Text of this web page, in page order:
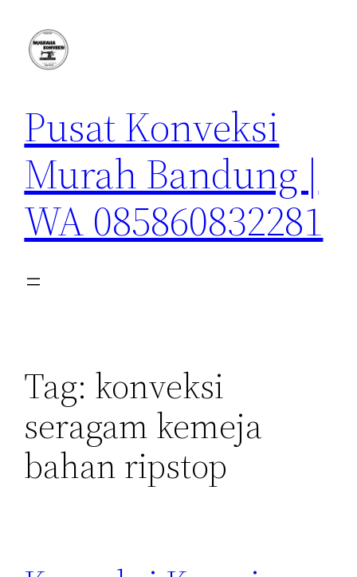
konten
Pusat Konveksi
Murah Bandung |
WA 085860832281
Tag: konveksi
seragam kemeja
bahan ripstop